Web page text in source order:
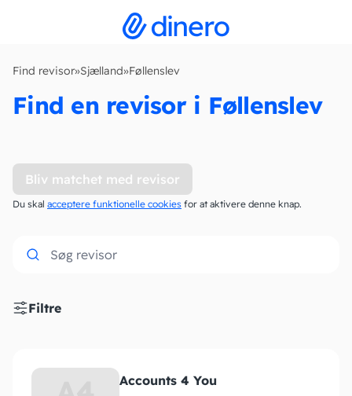
Find revisor»Sjælland»Føllenslev
Find en revisor i Føllenslev
Bliv matchet med revisor
Du skal acceptere funktionelle cookies for at aktivere denne knap.
Filtre
Accounts 4 You